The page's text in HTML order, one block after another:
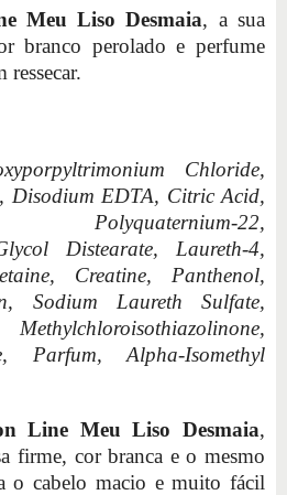
Meu Liso Desmaia, a sua
branco perolado e perfume
ressecar.
Chloride,
Disodium EDTA, Citric Acid,
Polyquaternium-22,
Distearate, Laureth-4,
Creatine, Panthenol,
Sodium Laureth Sulfate,
Parfum, Alpha-Isomethyl
Line Meu Liso Desmaia,
firme, cor branca e o mesmo
o cabelo macio e muito fácil